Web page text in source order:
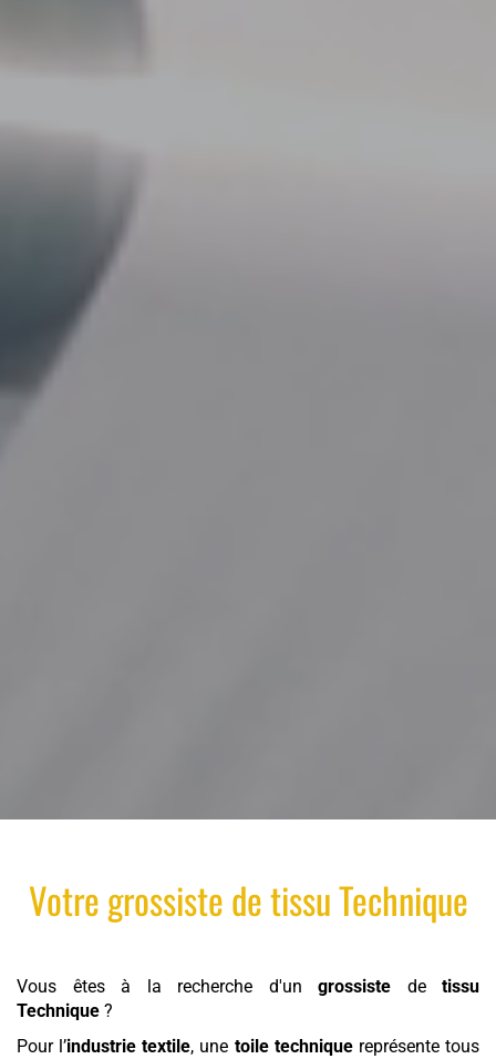
VotregrossistedetissuTechnique
Vous êtes à la recherche d'un grossiste de tissu
Technique ?
Pour l’industrie textile, une toile techniquereprésente tous